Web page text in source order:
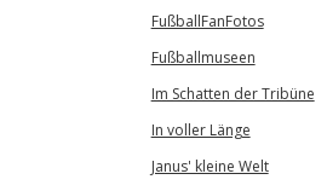
FußballFanFotos
Fußballmuseen
Im Schatten der Tribüne
In voller Länge
Janus' kleine Welt